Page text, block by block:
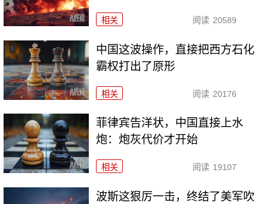
相关 阅读 20589
中国这波操作，直接把西方石化
霸权打出了原形
相关 阅读 20176
菲律宾告洋状，中国直接上水
炮：炮灰代价才开始
相关 阅读 19107
波斯这狠厉一击，终结了美军吹